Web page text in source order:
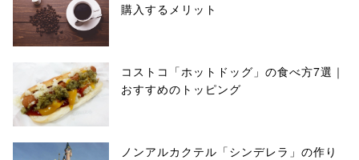
購入するメリット
コストコ「ホットドッグ」の食べ方7選｜
おすすめのトッピング
ノンアルカクテル「シンデレラ」の作り